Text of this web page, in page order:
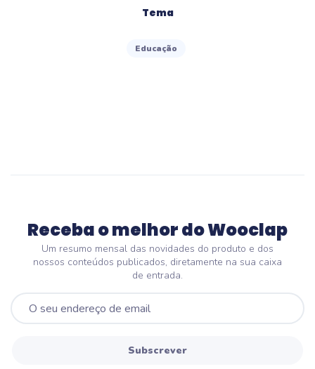
Tema
Educação
Receba o melhor do Wooclap
Um resumo mensal das novidades do produto e dos
nossos conteúdos publicados, diretamente na sua caixa
de entrada.
Subscrever